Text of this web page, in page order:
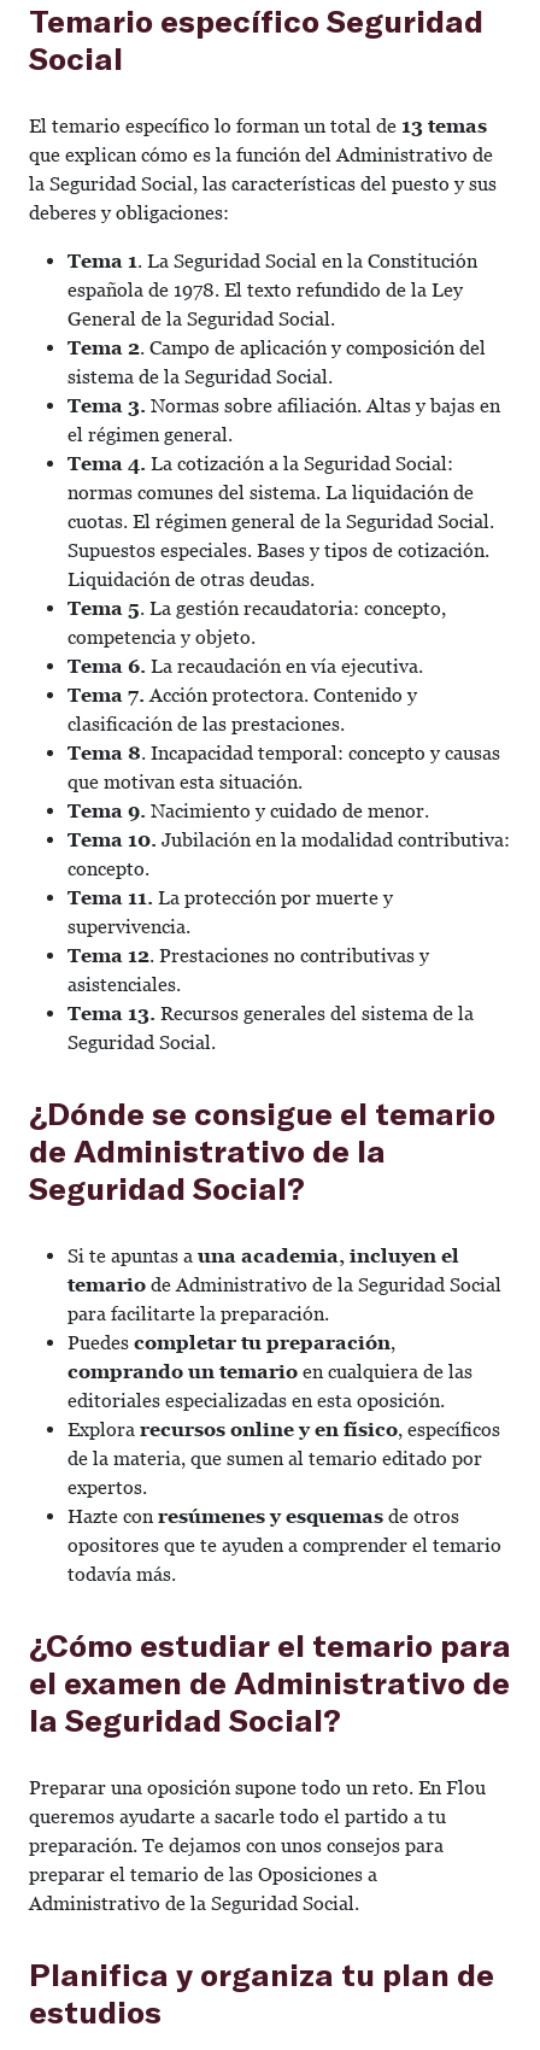
Temario específico Seguridad
Social
El temario específico lo forman un total de 13 temas
que explican cómo es la función del Administrativo de
la Seguridad Social, las características del puesto y sus
deberes y obligaciones:
Tema 1. La Seguridad Social en la Constitución
española de 1978. El texto refundido de la Ley
General de la Seguridad Social.
Tema 2. Campo de aplicación y composición del
sistema de la Seguridad Social.
Tema 3. Normas sobre afiliación. Altas y bajas en
el régimen general.
Tema 4. La cotización a la Seguridad Social:
normas comunes del sistema. La liquidación de
cuotas. El régimen general de la Seguridad Social.
Supuestos especiales. Bases y tipos de cotización.
Liquidación de otras deudas.
Tema 5. La gestión recaudatoria: concepto,
competencia y objeto.
Tema 6. La recaudación en vía ejecutiva.
Tema 7. Acción protectora. Contenido y
clasificación de las prestaciones.
Tema 8. Incapacidad temporal: concepto y causas
que motivan esta situación.
Tema 9. Nacimiento y cuidado de menor.
Tema 10. Jubilación en la modalidad contributiva:
concepto.
Tema 11. La protección por muerte y
supervivencia.
Tema 12. Prestaciones no contributivas y
asistenciales.
Tema 13. Recursos generales del sistema de la
Seguridad Social.
¿Dónde se consigue el temario
de Administrativo de la
Seguridad Social?
Si te apuntas a una academia, incluyen el
temario de Administrativo de la Seguridad Social
para facilitarte la preparación.
Puedes completar tu preparación,
comprando un temario en cualquiera de las
editoriales especializadas en esta oposición.
Explora recursos online y en físico, específicos
de la materia, que sumen al temario editado por
expertos.
Hazte con resúmenes y esquemas de otros
opositores que te ayuden a comprender el temario
todavía más.
¿Cómo estudiar el temario para
el examen de Administrativo de
la Seguridad Social?
Preparar una oposición supone todo un reto. En Flou
queremos ayudarte a sacarle todo el partido a tu
preparación. Te dejamos con unos consejos para
preparar el temario de las Oposiciones a
Administrativo de la Seguridad Social.
Planifica y organiza tu plan de
estudios